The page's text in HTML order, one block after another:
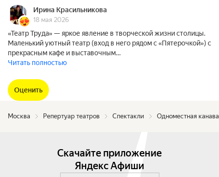
Ирина Красильникова
18 мая 2026
«Театр Труда» — яркое явление в творческой жизни столицы.
Маленький уютный театр (вход в него рядом с «Пятерочкой») с
прекрасным кафе и выставочным…
Читать полностью
Оценить
Москва Репертуар театров Спектакли Одноместная канава
Скачайте приложение
Яндекс Афиши